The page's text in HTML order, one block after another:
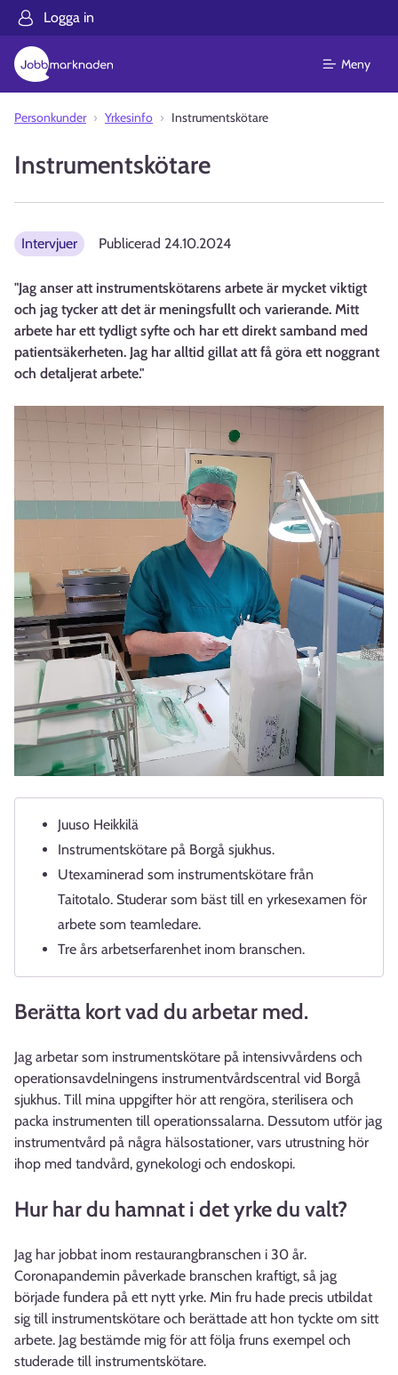
Logga in
Meny
Personkunder Yrkesinfo Instrumentskötare
Instrumentskötare
Intervjuer Publicerad 24.10.2024
"Jag anser att instrumentskötarens arbete är mycket viktigt
och jag tycker att det är meningsfullt och varierande. Mitt
arbete har ett tydligt syfte och har ett direkt samband med
patientsäkerheten. Jag har alltid gillat att få göra ett noggrant
och detaljerat arbete."
Juuso Heikkilä
Instrumentskötare på Borgå sjukhus.
Utexaminerad som instrumentskötare från
Taitotalo. Studerar som bäst till en yrkesexamen för
arbete som teamledare.
Tre års arbetserfarenhet inom branschen.
Berätta kort vad du arbetar med.
Jag arbetar som instrumentskötare på intensivvårdens och
operationsavdelningens instrumentvårdscentral vid Borgå
sjukhus. Till mina uppgifter hör att rengöra, sterilisera och
packa instrumenten till operationssalarna. Dessutom utför jag
instrumentvård på några hälsostationer, vars utrustning hör
ihop med tandvård, gynekologi och endoskopi.
Hur har du hamnat i det yrke du valt?
Jag har jobbat inom restaurangbranschen i 30 år.
Coronapandemin påverkade branschen kraftigt, så jag
började fundera på ett nytt yrke. Min fru hade precis utbildat
sig till instrumentskötare och berättade att hon tyckte om sitt
arbete. Jag bestämde mig för att följa fruns exempel och
studerade till instrumentskötare.